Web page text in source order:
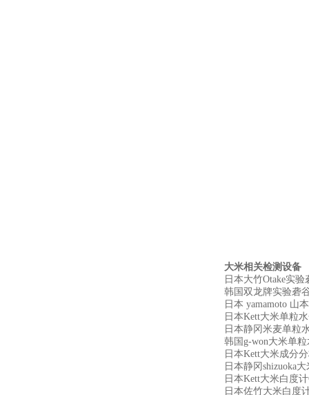
大米相关检测设备
日本大竹Otake实验
韩国双龙牌实验砻
日本 yamamoto 山
日本Kett大米单粒
日本静冈米麦单粒
韩国g-won大米单
日本Kett大米成分
日本静冈shizuoka
日本Kett大米白度
日本佐竹大米白度